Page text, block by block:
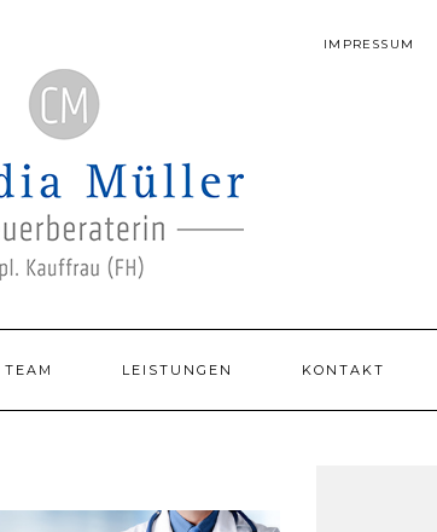
IMPRESSUM
TEAM LEISTUNGEN KONTAKT